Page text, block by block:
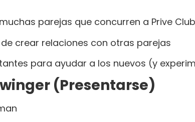
parejas que concurren a Prive
crear relaciones con otras parejas
para ayudar a los nuevos (y
(Presentarse)